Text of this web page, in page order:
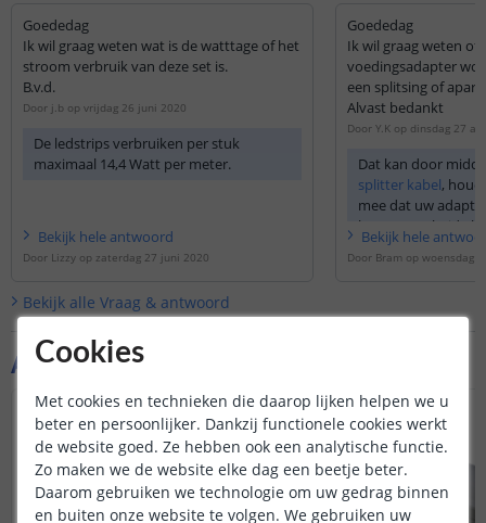
Aanvullende producten
Goededag
Ik wil graag weten wat is de watttage of het
stroom verbruik van deze set is.
B.v.d.
Door j.b op vrijdag 26 juni 2020
De ledstrips verbruiken per stuk
maximaal 14,4 Watt per meter.
Bekijk hele antwoord
Door Lizzy op zaterdag 27 juni 2020
Goededag
Ik wil graag weten of
voedingsadapter
een splitsing of apart.
Alvast bedankt
Door Y.K op dinsdag 27
Dat kan door
splitter kabel,
mee dat uw
levert voor beide
aansluiten
Bekijk hele
Door Bram op woensdag
Bekijk alle Vraag & antwoord
Cookies
Met cookies en technieken die daarop lijken helpen we u
beter en persoonlijker. Dankzij functionele cookies werkt
de website goed. Ze hebben ook een analytische functie.
Zo maken we de website elke dag een beetje beter.
Daarom gebruiken we technologie om uw gedrag binnen
en buiten onze website te volgen. We gebruiken uw